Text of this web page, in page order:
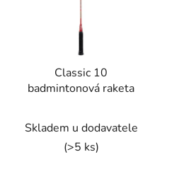
Classic 10
badmintonová raketa
Skladem u dodavatele
(>5 ks)